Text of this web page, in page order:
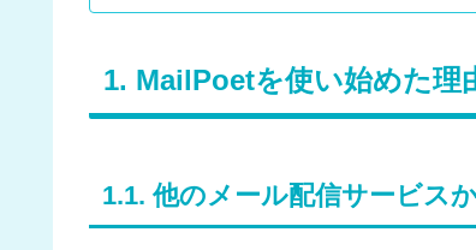
1. MailPoetを使い始めた理
1.1. 他のメール配信サービス